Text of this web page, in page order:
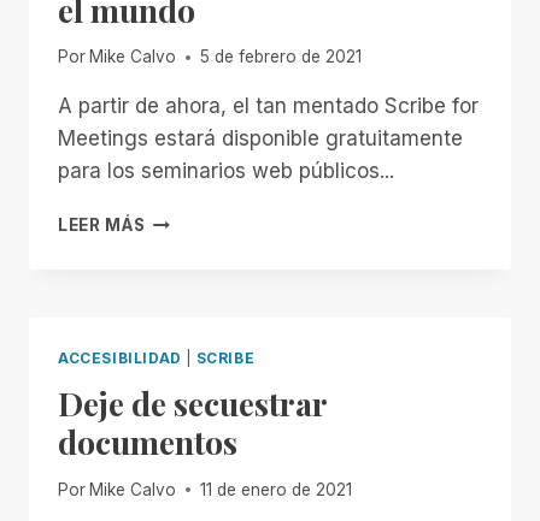
el mundo
Por Mike Calvo 5 de febrero de 2021
A partir de ahora, el tan mentado Scribe for
Meetings estará disponible gratuitamente
para los seminarios web públicos...
LEER MÁS SCRIBE
GRATUITOS
TODO
EL
MUNDO
ACCESIBILIDAD SCRIBE
Deje de secuestrar
documentos
Por Mike Calvo 11 de enero de 2021